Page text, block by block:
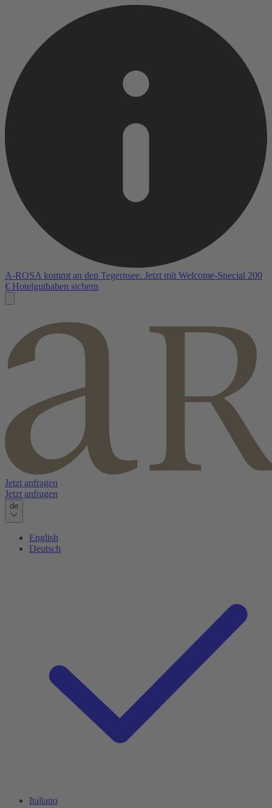
A-ROSA kommt an den Tegernsee. Jetzt mit Welcome-Special 200
€ Hotelguthaben sichern
Jetzt anfragen
Jetzt anfragen
de
English
Deutsch
Italiano